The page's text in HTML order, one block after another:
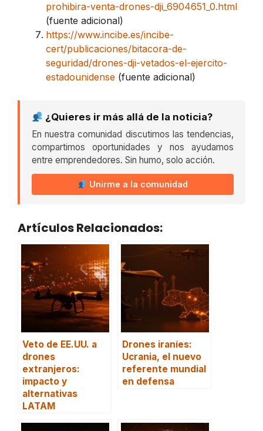
prohibira-venta-drones-dji_6904651_0.html
(fuente adicional)
https://www.incibe.es/incibe-
cert/publicaciones/bitacora-de-
seguridad/drones-dji-vetados-el-ejercito-
estadounidense (fuente adicional)
¿Quieres ir más allá de la noticia?
En nuestra comunidad discutimos las tendencias,
compartimos oportunidades y nos ayudamos
entre emprendedores. Sin humo, solo acción.
Unirme a la comunidad
Artículos Relacionados:
Veto de EE.UU. a
drones
extranjeros:
impacto y
alternativas
LATAM
Drones iraníes:
Ucrania, el nuevo
referente mundial
en defensa